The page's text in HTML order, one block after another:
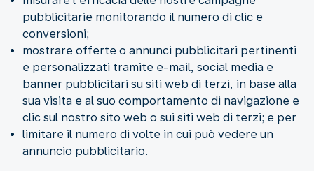
pubblicitarie monitorando il numero di clic e
conversioni;
mostrare offerte o annunci pubblicitari pertinenti
e personalizzati tramite e-mail, social media e
banner pubblicitari su siti web di terzi, in base alla
sua visita e al suo comportamento di navigazione e
clic sul nostro sito web o sui siti web di terzi; e per
limitare il numero di volte in cui può vedere un
annuncio pubblicitario.